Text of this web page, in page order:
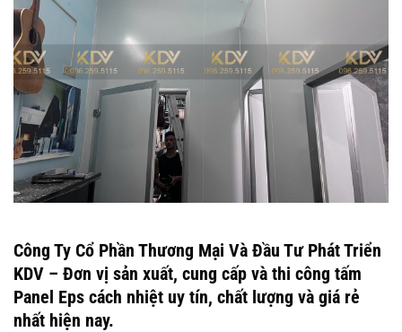
Công Ty Cổ Phần Thương Mại Và Đầu Tư Phát Triển
KDV – Đơn vị sản xuất, cung cấp và thi công tấm
Panel Eps cách nhiệt uy tín, chất lượng và giá rẻ
nhất hiện nay.